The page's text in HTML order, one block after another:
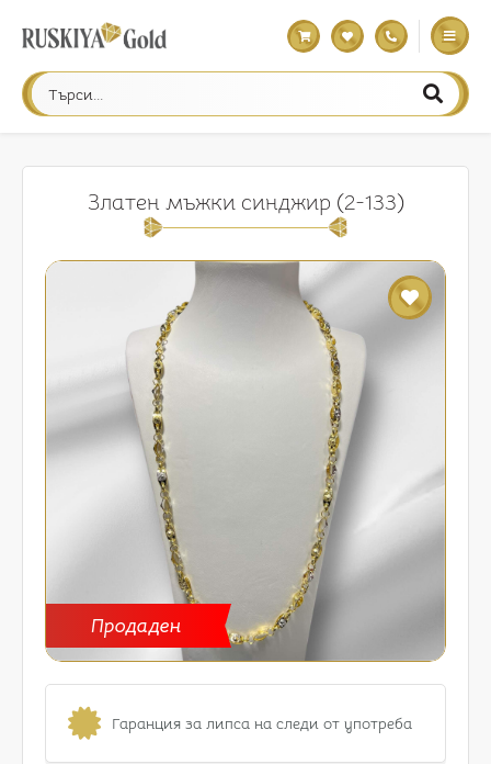
Златен мъжки синджир (2-133)
Продаден
Гаранция за липса на следи от употреба